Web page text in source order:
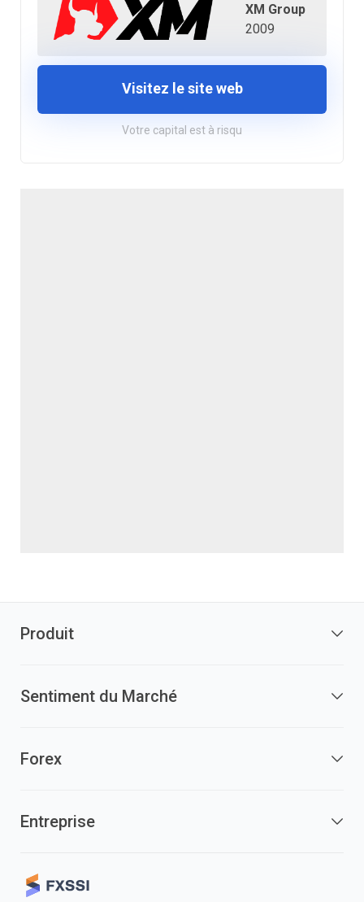
XM Group
2009
Visitez le site web
Votre capital est à risqu
Produit
Sentiment du Marché
Forex
Entreprise